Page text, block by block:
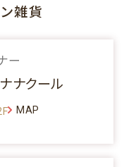
ン雑貨
ー
ナクール
MAP